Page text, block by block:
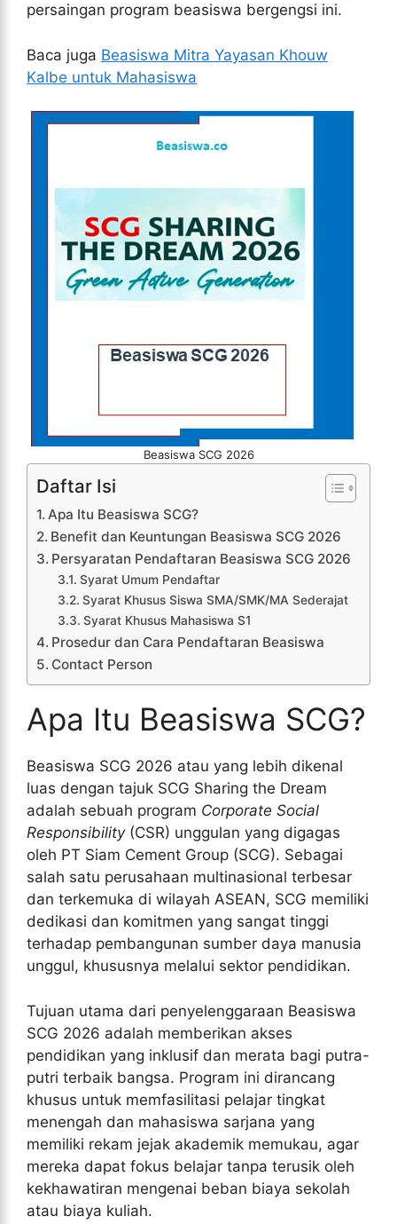
persaingan program beasiswa bergengsi ini.
Baca juga Beasiswa Mitra Yayasan Khouw
Kalbe untuk Mahasiswa
Beasiswa SCG 2026
Daftar Isi
Apa Itu Beasiswa SCG?
Benefit dan Keuntungan Beasiswa SCG 2026
Persyaratan Pendaftaran Beasiswa SCG 2026
Syarat Umum Pendaftar
Syarat Khusus Siswa SMA/SMK/MA Sederajat
Syarat Khusus Mahasiswa S1
Prosedur dan Cara Pendaftaran Beasiswa
Contact Person
Apa Itu Beasiswa SCG?
Beasiswa SCG 2026 atau yang lebih dikenal
luas dengan tajuk SCG Sharing the Dream
adalah sebuah program Corporate Social
Responsibility(CSR) unggulan yang digagas
oleh PT Siam Cement Group (SCG). Sebagai
salah satu perusahaan multinasional terbesar
dan terkemuka di wilayah ASEAN, SCG memiliki
dedikasi dan komitmen yang sangat tinggi
terhadap pembangunan sumber daya manusia
unggul, khususnya melalui sektor pendidikan.
Tujuan utama dari penyelenggaraan Beasiswa
SCG 2026 adalah memberikan akses
pendidikan yang inklusif dan merata bagi putra-
putri terbaik bangsa. Program ini dirancang
khusus untuk memfasilitasi pelajar tingkat
menengah dan mahasiswa sarjana yang
memiliki rekam jejak akademik memukau, agar
mereka dapat fokus belajar tanpa terusik oleh
kekhawatiran mengenai beban biaya sekolah
atau biaya kuliah.